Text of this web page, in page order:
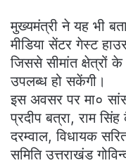
मुख्यमंत्री ने यह भी
मीडिया सेंटर गेस्ट
जिससे सीमांत क्षेत्रों
उपलब्ध हो सकेंगी।
इस अवसर पर मा०
प्रदीप बत्रा, राम
दरम्वाल, विधायक
समिति उत्तराखंड